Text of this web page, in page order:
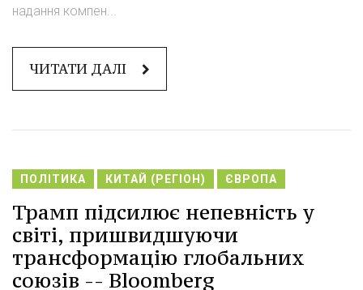
надання компен...
ЧИТАТИ ДАЛІ
ПОЛІТИКА КИТАЙ (РЕГІОН) ЄВРОПА
Трамп підсилює непевність у
світі, пришвидшуючи
трансформацію глобальних
союзів -- Bloomberg